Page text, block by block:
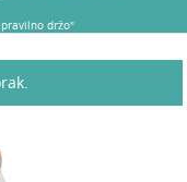
pravilno držo"